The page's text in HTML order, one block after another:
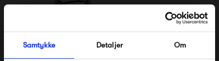
Samtykke Detaljer Om